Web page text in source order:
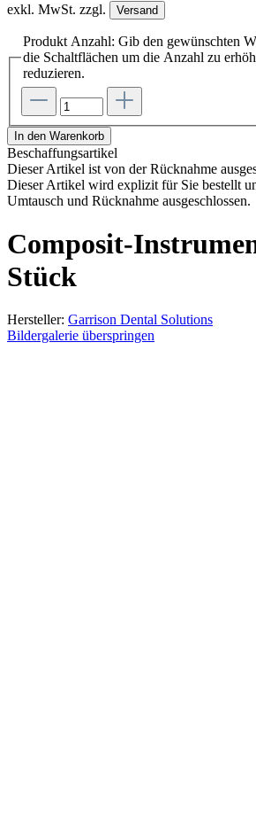
exkl. MwSt. zzgl. Versand
Produkt Anzahl: Gib den gewünschten
die Schaltflächen um die Anzahl zu
reduzieren.
In den Warenkorb
Beschaffungsartikel
Dieser Artikel ist von der Rücknahme
Dieser Artikel wird explizit für Sie bestellt
Umtausch und Rücknahme ausgeschlossen.
Composit-
Stück
Hersteller: Garrison Dental Solutions
Bildergalerie überspringen